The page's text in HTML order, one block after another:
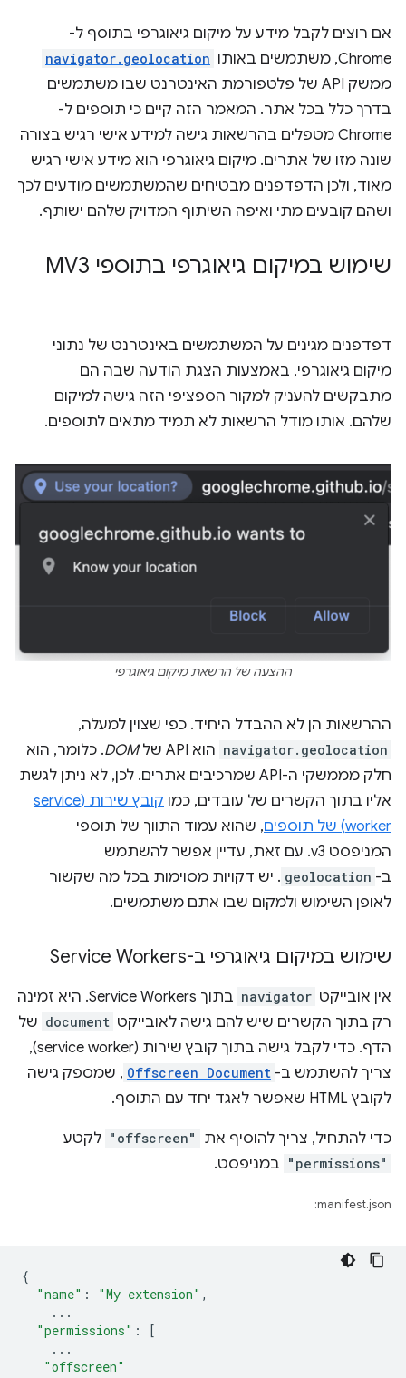
אם רוצים לקבל מידע על מיקום גיאוגרפי בתוסף ל-
Chrome, משתמשים באותו
navigator.geolocation
ממשק API של פלטפורמת האינטרנט שבו משתמשים
בדרך כלל בכל אתר. המאמר הזה קיים כי תוספים ל-
Chrome מטפלים בהרשאות גישה למידע אישי רגיש בצורה
שונה מזו של אתרים. מיקום גיאוגרפי הוא מידע אישי רגיש
מאוד, ולכן הדפדפנים מבטיחים שהמשתמשים מודעים לכך
ושהם קובעים מתי ואיפה השיתוף המדויק שלהם ישותף.
שימוש במיקום גיאוגרפי בתוספי MV3
דפדפנים מגינים על המשתמשים באינטרנט של נתוני
מיקום גיאוגרפי, באמצעות הצגת הודעה שבה הם
מתבקשים להעניק למקור הספציפי הזה גישה למיקום
שלהם. אותו מודל הרשאות לא תמיד מתאים לתוספים.
ההצעה של הרשאת מיקום גיאוגרפי
ההרשאות הן לא ההבדל היחיד. כפי שצוין למעלה,
navigator.geolocation הוא API של DOM. כלומר, הוא
חלק מממשקי ה-API שמרכיבים אתרים. לכן, לא ניתן לגשת
אליו בתוך הקשרים של עובדים, כמו
קובץ שירות (service
worker) של תוספים
, שהוא עמוד התווך של תוספי
המניפסט v3. עם זאת, עדיין אפשר להשתמש
ב- geolocation . יש דקויות מסוימות בכל מה שקשור
לאופן השימוש ולמקום שבו אתם משתמשים.
שימוש במיקום גיאוגרפי ב-Service Workers
אין אובייקט navigator
בתוך Service Workers. היא זמינה
רק בתוך הקשרים שיש להם גישה לאובייקט document של
הדף. כדי לקבל גישה בתוך קובץ שירות (service worker),
צריך להשתמש ב- Offscreen Document , שמספק גישה
לקובץ HTML שאפשר לאגד יחד עם התוסף.
כדי להתחיל, צריך להוסיף את "offscreen" לקטע
"permissions" במניפסט.
manifest.json:
{
"name" : "My extension" ,
...
"permissions" :
[
...
"offscreen"